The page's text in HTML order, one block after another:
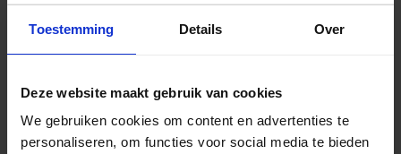
Toestemming Details Over
Deze website maakt gebruik van cookies
We gebruiken cookies om content en advertenties te
personaliseren, om functies voor social media te bieden
Ben jij op zoek naar een armatuur voor jouw tuin,
buitenterrein of gevel? Dan is de Fagernes LED
(>30 Lm/W) en lage lichtterugval (L90B10) zijn dit
ideale vervangers voor traditionele halogeen of
hogedruk-natrium wandlampen.